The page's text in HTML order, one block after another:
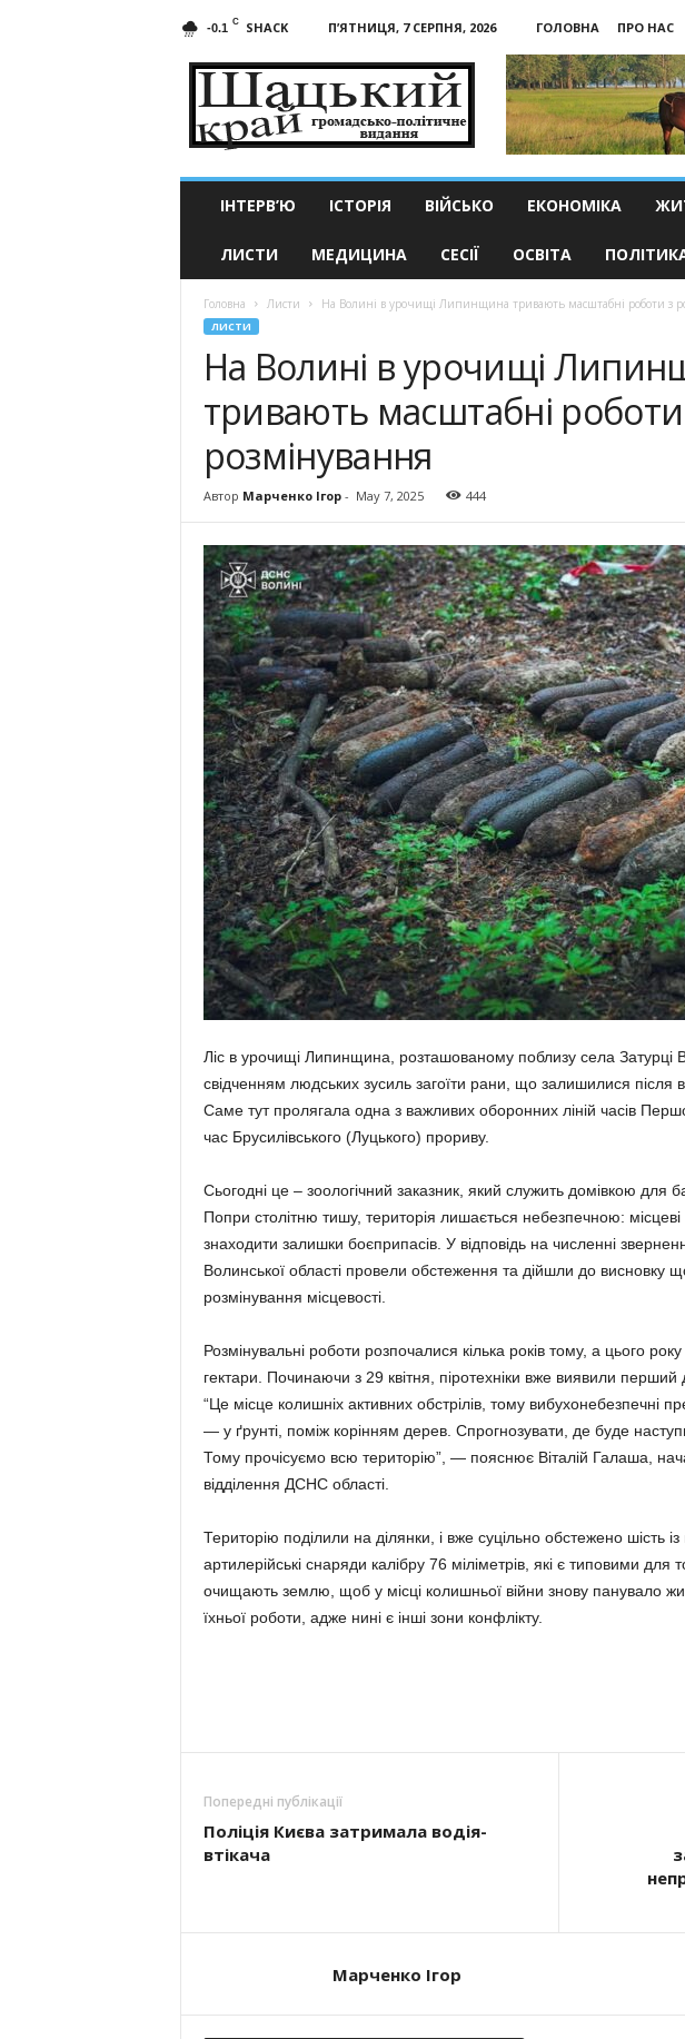
-0.1 C SHACK П’ЯТНИЦЯ, 7 СЕРПНЯ, 2026 ГОЛОВНА ПРО НАС
край
ІНТЕРВ’Ю ІСТОРІЯ ВІЙСЬКО ЕКОНОМІКА
ЛИСТИ МЕДИЦИНА СЕСІЇ ОСВІТА
Головна Листи На Волині в урочищі Липинщина тривають масштабні роботи з
ЛИСТИ
На Волині в урочищі
тривають масштабні
розмінування
Автор Марченко Ігор- May 7, 2025 444
Ліс в урочищі Липинщина, розташованому поблизу села Затурці
свідченням людських зусиль загоїти рани, що залишилися після
Саме тут пролягала одна з важливих оборонних ліній часів
час Брусилівського (Луцького) прориву.
Сьогодні це – зоологічний заказник, який служить домівкою для
Попри столітню тишу, територія лишається небезпечною:
знаходити залишки боєприпасів. У відповідь на численні
Волинської області провели обстеження та дійшли до висновку
розмінування місцевості.
Розмінувальні роботи розпочалися кілька років тому, а цього
гектари. Починаючи з 29 квітня, піротехніки вже виявили перший
“Це місце колишніх активних обстрілів, тому вибухонебезпечні
— у ґрунті, поміж корінням дерев. Спрогнозувати, де буде
Тому прочісуємо всю територію”, — пояснює Віталій Галаша,
відділення ДСНС області.
Територію поділили на ділянки, і вже суцільно обстежено шість
артилерійські снаряди калібру 76 міліметрів, які є типовими
очищають землю, щоб у місці колишньої війни знову панувало
їхньої роботи, адже нині є інші зони конфлікту.
Попередні публікації
Поліція Києва затримала водія-
втікача
Марченко Ігор